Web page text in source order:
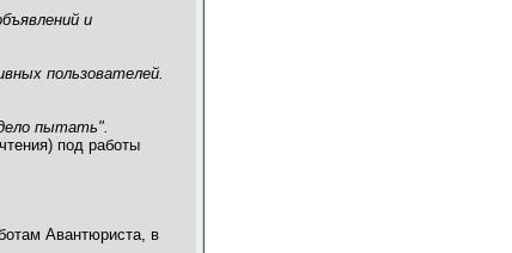
и
пользователей.
пытать".
под работы
Авантюриста, в